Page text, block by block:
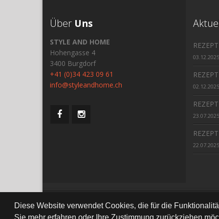
Diese Website verwendet Cookies, die für die
Sie mehr erfahren oder Ihre Zustimmung zurückziehen
Über Uns
STYLE AND HOME
Hohengasse 4
3400 Burgdorf
+41 (0)34 423 09 61
info@styleandhome.ch
REZEPT
03.12.2025
REZEPT
02.12.2025
REZEPT
23.07.2025
REZEPT
22.07.2025
All Right